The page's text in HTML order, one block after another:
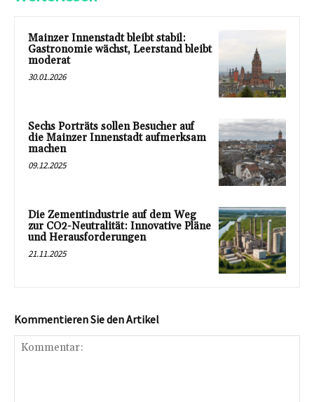
Mainzer Innenstadt bleibt stabil:
Gastronomie wächst, Leerstand bleibt
moderat
30.01.2026
Sechs Porträts sollen Besucher auf
die Mainzer Innenstadt aufmerksam
machen
09.12.2025
Die Zementindustrie auf dem Weg
zur CO2-Neutralität: Innovative Pläne
und Herausforderungen
21.11.2025
Kommentieren Sie den Artikel